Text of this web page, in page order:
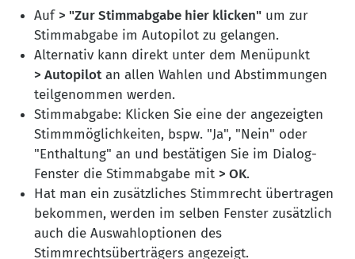
Auf > "Zur Stimmabgabe hier klicken"um zur
Stimmabgabe im Autopilot zu gelangen.
Alternativ kann direkt unter dem Menüpunkt
> Autopilotan allen Wahlen und Abstimmungen
teilgenommen werden.
Stimmabgabe: Klicken Sie eine der angezeigten
Stimmmöglichkeiten, bspw. "Ja", "Nein" oder
"Enthaltung" an und bestätigen Sie im Dialog-
Fenster die Stimmabgabe mit > OK.
Hat man ein zusätzliches Stimmrecht übertragen
bekommen, werden im selben Fenster zusätzlich
auch die Auswahloptionen des
Stimmrechtsüberträgers angezeigt.